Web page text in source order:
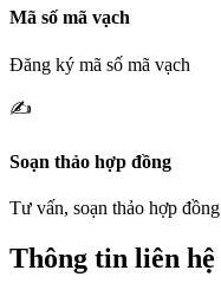
Mã số mã vạch
Đăng ký mã số mã vạch
✍️
Soạn thảo hợp đồng
Tư vấn, soạn thảo hợp đồng
Thông tin liên hệ